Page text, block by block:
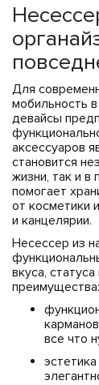
Для
мобильность
девайсы
аксессуаров
становится
жизни, так и в
помогает
от косметики
и канцелярии.
Несессер из
вкуса,
преимущества:
все что